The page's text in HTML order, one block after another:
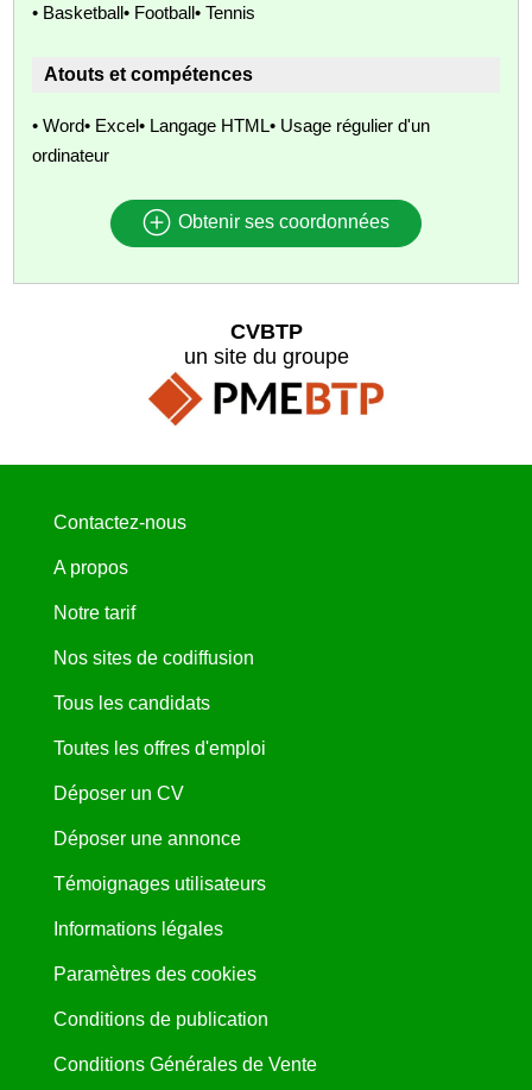
• Basketball• Football• Tennis
Atouts et compétences
• Word• Excel• Langage HTML• Usage régulier d'un
ordinateur
Obtenir ses coordonnées
CVBTP
un site du groupe
Contactez-nous
A propos
Notre tarif
Nos sites de codiffusion
Tous les candidats
Toutes les offres d'emploi
Déposer un CV
Déposer une annonce
Témoignages utilisateurs
Informations légales
Paramètres des cookies
Conditions de publication
Conditions Générales de Vente